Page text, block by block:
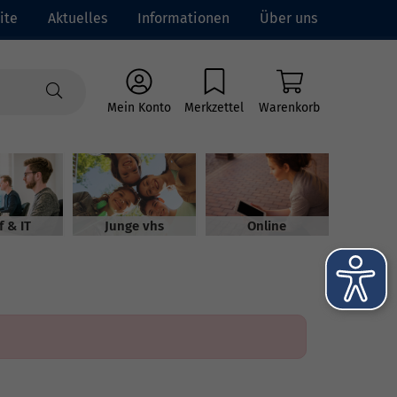
Aktuelles Informationen Über uns
Mein Konto Merkzettel Warenkorb
& IT Junge vhs Online